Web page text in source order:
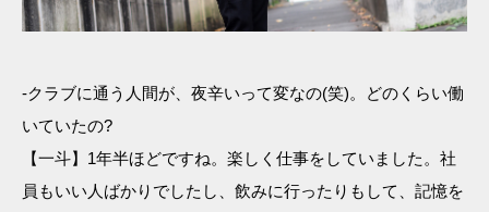
-クラブに通う人間が、夜辛いって変なの(笑)。どのくらい働
いていたの?
【一斗】1年半ほどですね。楽しく仕事をしていました。社
員もいい人ばかりでしたし、飲みに行ったりもして、記憶を